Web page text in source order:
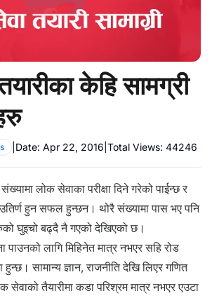
केहि सामग्री
Date: Apr 22, 2016 Total Views: 44246
लोक सेवाका परीक्षा दिने गरेको पाईन्छ र
हुन सफल हुन्छन। थोरै संख्यामा पास भए पनि
घुइचो बढ्दै नै गएको देखिएको छ।
लागि मिहिनेत मात्र नभएर सहि रोड
सामान्य ज्ञान, राजनीति देखि लिएर गणित
सेवाको तैयारीमा कडा परिश्रम मात्र नभएर एउटा